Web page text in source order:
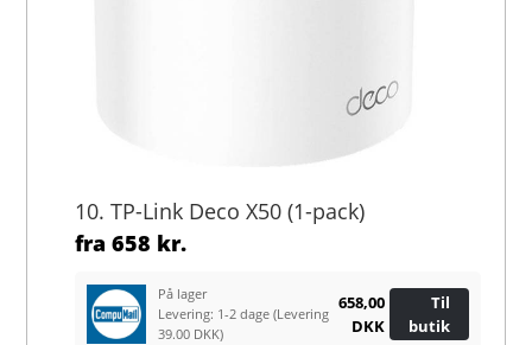
10. TP-Link Deco X50 (1-pack)
fra658 kr.
På lager
Levering: 1-2 dage(Levering
39.00 DKK)
658,00
DKK
Til
butik